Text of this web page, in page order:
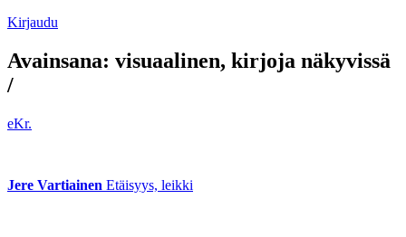
Kirjaudu
Avainsana: visuaalinen, kirjoja näkyvissä
/
eKr.
Jere Vartiainen Etäisyys, leikki